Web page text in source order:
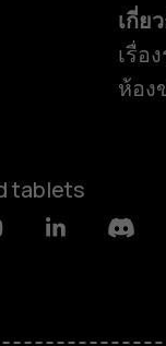
tablets
เกี่ย
เรื่อ
ห้อง
Linkedin